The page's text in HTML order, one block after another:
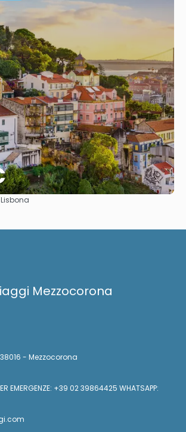
Lisbona
Mezzocorona
- Mezzocorona
EMERGENZE: +39 02 39864425 WHATSAPP: